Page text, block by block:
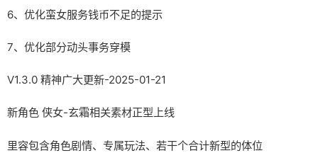
6、优化蛮女服务钱币不足的提示
7、优化部分动头事务穿模
V1.3.0 精神广大更新-2025-01-21
新角色 侠女-玄霜相关素材正型上线
里容包含角色剧情、专属玩法、若干个合计新型的体位